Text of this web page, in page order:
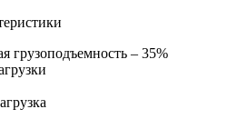
грузоподъемность – 35%